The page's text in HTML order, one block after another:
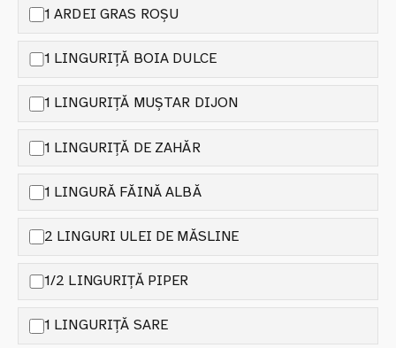
1 ARDEI GRAS ROȘU
1 LINGURIȚĂ BOIA DULCE
1 LINGURIȚĂ MUȘTAR DIJON
1 LINGURIȚĂ DE ZAHĂR
1 LINGURĂ FĂINĂ ALBĂ
2 LINGURI ULEI DE MĂSLINE
1/2 LINGURIȚĂ PIPER
1 LINGURIȚĂ SARE